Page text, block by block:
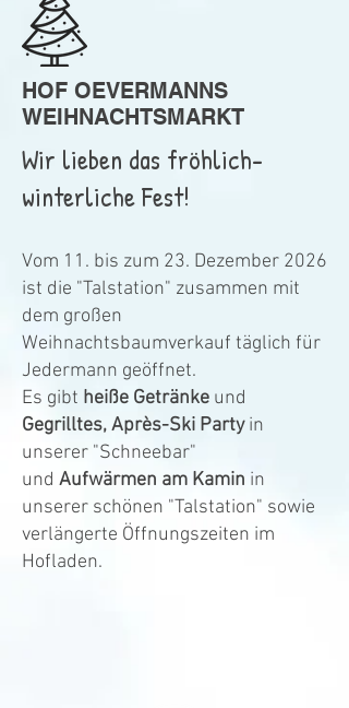
HOF OEVERMANNS
WEIHNACHTSMARKT
Wir lieben das fröhlich-
winterliche Fest!
Vom 11. bis zum 23. Dezember 2026
ist die "Talstation" zusammen mit
dem großen
Weihnachtsbaumverkauf täglich für
Jedermann geöffnet.
Es gibt heiße Getränke und
Gegrilltes, Après-Ski Partyin
unserer "Schneebar"
und Aufwärmen am Kamin in
unserer schönen "Talstation" sowie
verlängerte Öffnungszeiten im
Hofladen.